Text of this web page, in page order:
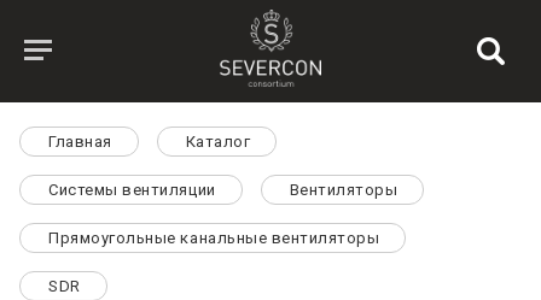
Главная Каталог
Системы вентиляции Вентиляторы
Прямоугольные канальные вентиляторы
SDR